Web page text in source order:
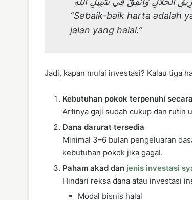
“Sebaik-baik harta adalah
jalan yang halal.”
Jadi, kapan mulai investasi? Kalau tiga
Kebutuhan pokok terpenuhi
Artinya gaji sudah cukup dan rutin
Dana darurat tersedia
Minimal 3–6 bulan pengeluaran
kebutuhan pokok jika gagal.
Paham akad dan jenis investasi
Hindari reksa dana atau investasi
Modal bisnis halal